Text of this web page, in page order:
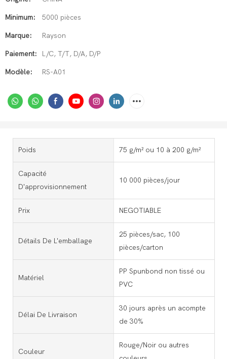
Minimum: 5000 pièces
Marque: Rayson
Paiement: L/C, T/T, D/A, D/P
Modèle: RS-A01
Poids 75 g/m² ou 10 à 200 g/m²
Capacité
D'approvisionnement
10 000 pièces/jour
Prix NEGOTIABLE
Détails De L'emballage
25 pièces/sac, 100
pièces/carton
Matériel
PP Spunbond non tissé ou
PVC
Délai De Livraison
30 jours après un acompte
de 30%
Couleur
Rouge/Noir ou autres